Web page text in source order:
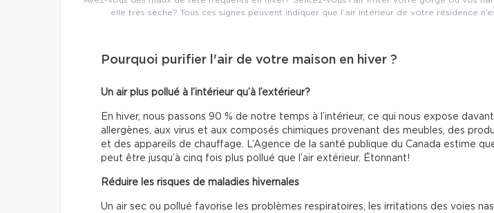
elle très sèche? Tous ces signes peuvent indiquer que l’air intérieur de votre résidence
Pourquoi purifier l'air de votre maison en hiver ?
Un air plus pollué à l’intérieur qu’à l’extérieur?
En hiver, nous passons 90 % de notre temps à l’intérieur, ce qui nous expose
allergènes, aux virus et aux composés chimiques provenant des meubles, des
et des appareils de chauffage. L’Agence de la santé publique du Canada estime
peut être jusqu’à cinq fois plus pollué que l’air extérieur. Étonnant!
Réduire les risques de maladies hivernales
Un air sec ou pollué favorise les problèmes respiratoires, les irritations des voies